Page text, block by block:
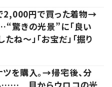
2,000円で買った着物→
驚きの光景”に「良い
ね～」「お宝だ」「掘り
ツを購入。→帰宅後、分